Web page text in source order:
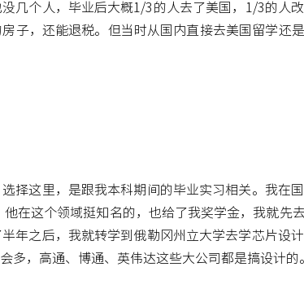
几个人，毕业后大概1/3的人去了美国，1/3的人
子，还能退税。但当时从国内直接去美国留学还
择这里，是跟我本科期间的毕业实习相关。我在
在这个领域挺知名的，也给了我奖学金，我就先
年之后，我就转学到俄勒冈州立大学去学芯片设
多，高通、博通、英伟达这些大公司都是搞设计的